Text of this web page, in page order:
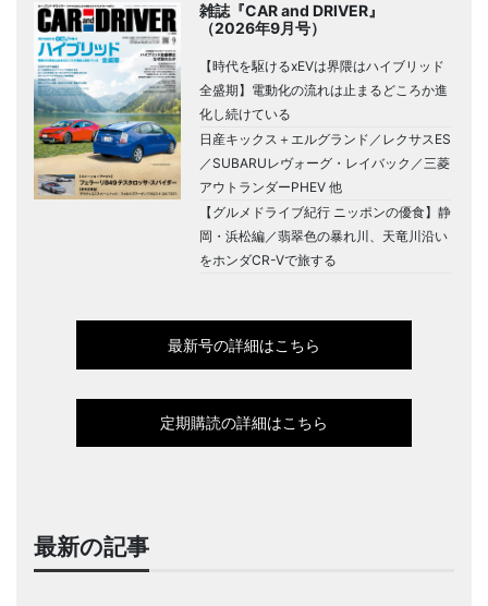
雑誌『CAR and DRIVER』
（2026年9月号）
【時代を駆けるxEVは界隈はハイブリッド
全盛期】電動化の流れは止まるどころか進
化し続けている
日産キックス＋エルグランド／レクサスES
／SUBARUレヴォーグ・レイバック／三菱
アウトランダーPHEV 他
【グルメドライブ紀行 ニッポンの優食】静
岡・浜松編／翡翠色の暴れ川、天竜川沿い
をホンダCR-Vで旅する
最新号の詳細はこちら
定期購読の詳細はこちら
最新の記事